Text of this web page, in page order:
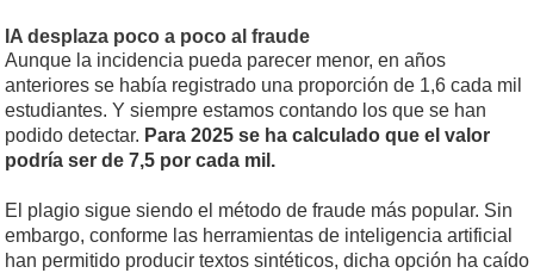
IA desplaza poco a poco al fraude
Aunque la incidencia pueda parecer menor, en años
anteriores se había registrado una proporción de 1,6 cada mil
estudiantes. Y siempre estamos contando los que se han
podido detectar. Para 2025 se ha calculado que el valor
podría ser de 7,5 por cada mil.
El plagio sigue siendo el método de fraude más popular. Sin
embargo, conforme las herramientas de inteligencia artificial
han permitido producir textos sintéticos, dicha opción ha caído